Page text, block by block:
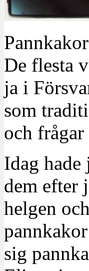
De flesta
ja i
som
och
Idag hade
dem efter
helgen
sig